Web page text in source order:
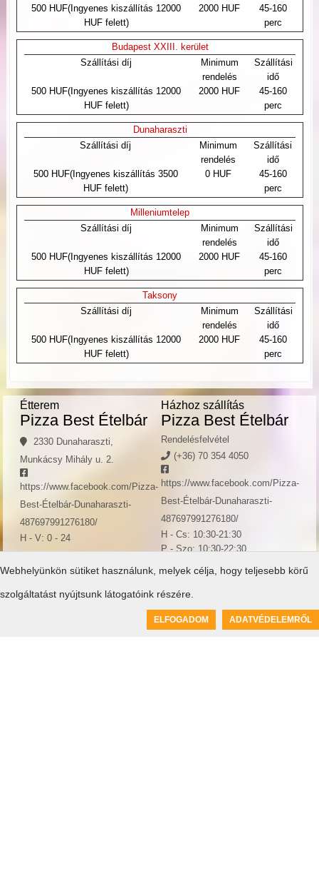
Webhelyünkön sütiket használunk, melyek célja, hogy teljesebb körű
szolgáltatást nyújtsunk látogatóink részére.
ELFOGADOM ADATVÉDELEMRŐL
500 HUF(Ingyenes kiszállítás 12000
HUF felett)
2000 HUF
45-160
perc
Budapest XXIII. kerület
Szállítási díj
Minimum
rendelés
Szállítási
idő
500 HUF(Ingyenes kiszállítás 12000
HUF felett)
2000 HUF
45-160
perc
Dunaharaszti
Szállítási díj
Minimum
rendelés
Szállítási
idő
500 HUF(Ingyenes kiszállítás 3500
HUF felett)
0 HUF
45-160
perc
Milleniumtelep
Szállítási díj
Minimum
rendelés
Szállítási
idő
500 HUF(Ingyenes kiszállítás 12000
HUF felett)
2000 HUF
45-160
perc
Taksony
Szállítási díj
Minimum
rendelés
Szállítási
idő
500 HUF(Ingyenes kiszállítás 12000
HUF felett)
2000 HUF
45-160
perc
Étterem
Pizza Best Ételbár
2330 Dunaharaszti,
Munkácsy Mihály u. 2.
https://www.facebook.com/Pizza-
Best-Ételbár-Dunaharaszti-
487697991276180/
H - V: 0 - 24
Házhoz szállítás
Pizza Best Ételbár
Rendelésfelvétel
(+36) 70 354 4050
https://www.facebook.com/Pizza-
Best-Ételbár-Dunaharaszti-
487697991276180/
H - Cs: 10:30-21:30
P - Szo: 10:30-22:30
Alsónémedi
Dunaharaszti Milleniumtelep